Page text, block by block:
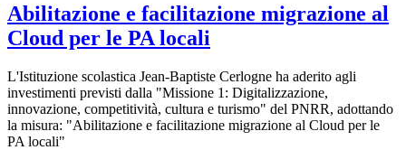
Abilitazione e facilitazione migrazione al
Cloud per le PA locali
L'Istituzione scolastica Jean-Baptiste Cerlogne ha aderito agli
investimenti previsti dalla "Missione 1: Digitalizzazione,
innovazione, competitività, cultura e turismo" del PNRR, adottando
la misura: "Abilitazione e facilitazione migrazione al Cloud per le
PA locali"